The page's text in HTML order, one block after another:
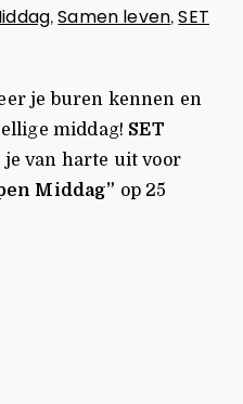
,Samen leven,SET
je buren kennen en
middag! SET
je van harte uit voor
Middag” op 25